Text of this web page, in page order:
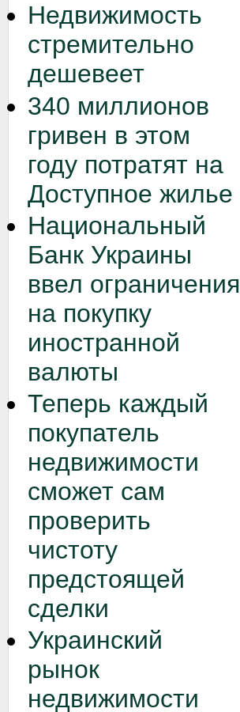
Недвижимость
стремительно
дешевеет
340 миллионов
гривен в этом
году потратят на
Доступное жилье
Национальный
Банк Украины
ввел ограничения
на покупку
иностранной
валюты
Теперь каждый
покупатель
недвижимости
сможет сам
проверить
чистоту
предстоящей
сделки
Украинский
рынок
недвижимости